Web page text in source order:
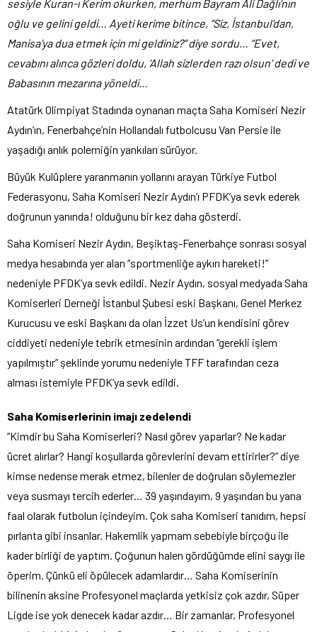
sesiyle Kuran-ı Kerim okurken, merhum Bayram Ali Dağlı’nın
oğlu ve gelini geldi… Ayeti kerime bitince, “Siz, İstanbul’dan,
Manisa’ya dua etmek için mi geldiniz?” diye sordu… “Evet,
cevabını alınca gözleri doldu, ‘Allah sizlerden razı olsun’ dedi ve
Babasının mezarına yöneldi…
Atatürk Olimpiyat Stadında oynanan maçta Saha Komiseri Nezir
Aydın’ın, Fenerbahçe’nin Hollandalı futbolcusu Van Persie ile
yaşadığı anlık polemiğin yankıları sürüyor.
Büyük Kulüplere yaranmanın yollarını arayan Türkiye Futbol
Federasyonu, Saha Komiseri Nezir Aydın’ı PFDK’ya sevk ederek
doğrunun yanında! olduğunu bir kez daha gösterdi.
Saha Komiseri Nezir Aydın, Beşiktaş-Fenerbahçe sonrası sosyal
medya hesabında yer alan “sportmenliğe aykırı hareketi!”
nedeniyle PFDK’ya sevk edildi. Nezir Aydın, sosyal medyada Saha
Komiserleri Derneği İstanbul Şubesi eski Başkanı, Genel Merkez
Kurucusu ve eski Başkanı da olan İzzet Us’un kendisini görev
ciddiyeti nedeniyle tebrik etmesinin ardından “gerekli işlem
yapılmıştır” şeklinde yorumu nedeniyle TFF tarafından ceza
alması istemiyle PFDK’ya sevk edildi.
Saha Komiserlerinin imajı zedelendi
“Kimdir bu Saha Komiserleri? Nasıl görev yaparlar? Ne kadar
ücret alırlar? Hangi koşullarda görevlerini devam ettirirler?” diye
kimse nedense merak etmez, bilenler de doğruları söylemezler
veya susmayı tercih ederler… 39 yaşındayım, 9 yaşından bu yana
faal olarak futbolun içindeyim. Çok saha Komiseri tanıdım, hepsi
pırlanta gibi insanlar. Hakemlik yapmam sebebiyle birçoğu ile
kader birliği de yaptım. Çoğunun halen gördüğümde elini saygı ile
öperim. Çünkü eli öpülecek adamlardır… Saha Komiserinin
bilinenin aksine Profesyonel maçlarda yetkisiz çok azdır, Süper
Ligde ise yok denecek kadar azdır… Bir zamanlar, Profesyonel